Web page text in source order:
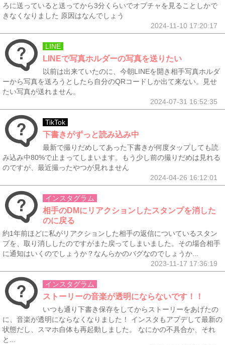
ろに送っていると送ってから3分くらいでオプチャを見ることしかで
きなくなりました 原因はなんでしょう
2024-11-10 17:20:17
LINE
LINEで写真ホルダーの写真を送りたい
以前は出来ていたのに、今朝LINEを開き相手写真ホルダ
ーから写真を送ろうとしたら自分のQRコードしか出て来ない。見せ
たい写真が送れません。
2024-07-31 16:52:35
TikTok
下書きがずっと読み込み中
最新で撮りだめしてあった下書きが何度タップしても読
み込み中80%で止まってしまいます。もう少し前の撮りだめは見れる
のですが、最近撮ったやつが見れません
2024-04-26 16:12:01
インスタグラム
相手のDMにリアクションしたスタンプを消した
のに戻る
約1年前ほどに私がリアクションした相手の返信についているスタン
プを、取り消ししたのですがまた戻ってしまいました。その場合相手
に通知はいくのでしょうか？なんらかのバグなのでしょうか...
2023-11-17 17:36:19
インスタグラム
ストーリーの音楽が透明にならないです！！
いつも通り下書き保存をしてからストーリーをあげたの
に、音楽が透明にならなくなりました！ インスタもアプデして最新の
状態だし、スマホ自体も再起動しました。 なにかの不具合か、それ
と...